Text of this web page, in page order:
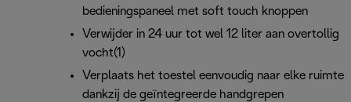
bedieningspaneel met soft touch knoppen
Verwijder in 24 uur tot wel 12 liter aan overtollig
vocht(1)
Verplaats het toestel eenvoudig naar elke ruimte
dankzij de geïntegreerde handgrepen